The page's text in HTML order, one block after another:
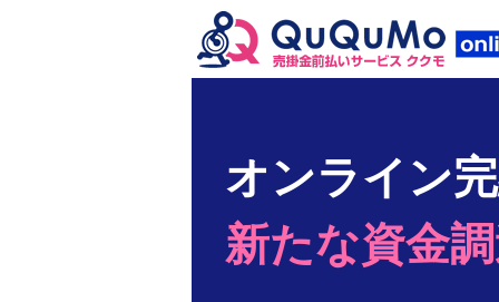
オンライン
新たな資金